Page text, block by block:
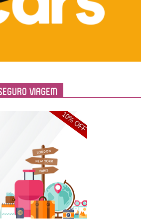
Viagem